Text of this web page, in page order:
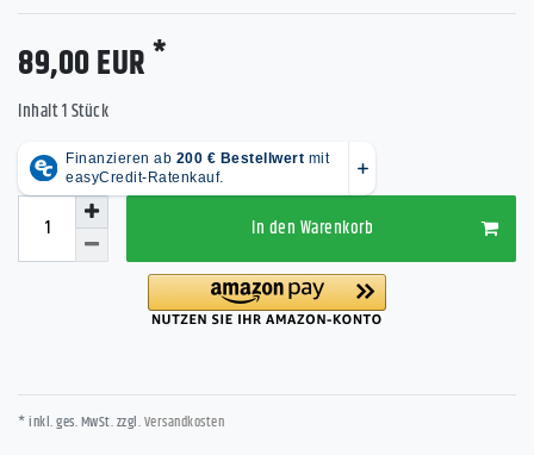
89,00 EUR *
Inhalt1Stück
In den Warenkorb
* inkl. ges. MwSt. zzgl.Versandkosten